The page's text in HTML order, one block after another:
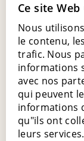
Trouvez
Ce site
Nous
le contenu,
trafic. Nous
informations
avec nos
qui peuvent
informations
qu"ils ont
leurs services.